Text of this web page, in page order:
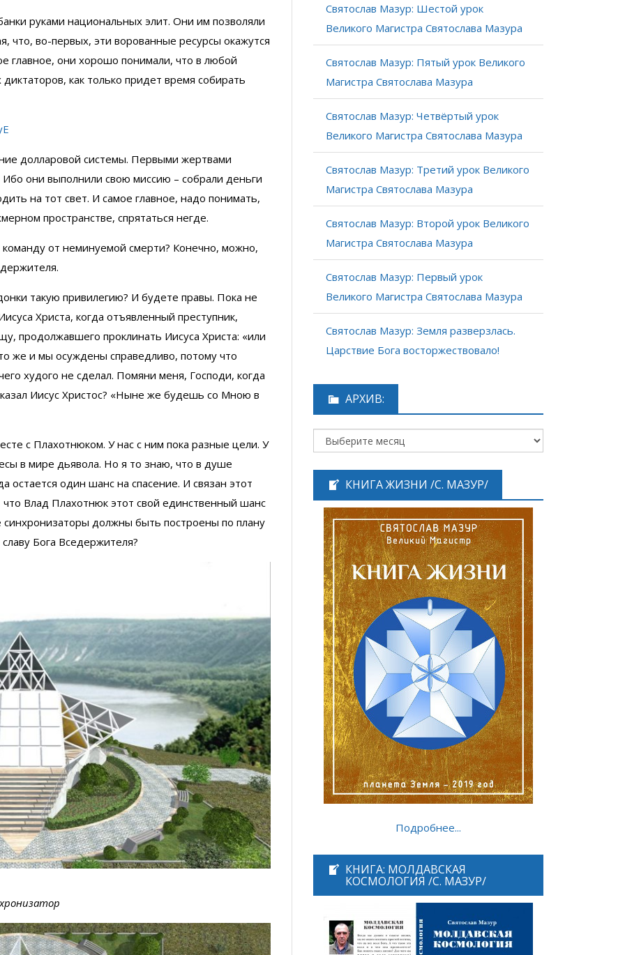
руками национальных элит. Они им позволяли
что, во-первых, эти ворованные ресурсы окажутся
главное, они хорошо понимали, что в любой
как только придет время собирать
долларовой системы. Первыми жертвами
они выполнили свою миссию – собрали деньги
на тот свет. И самое главное, надо понимать,
пространстве, спрятаться негде.
от неминуемой смерти? Конечно, можно,
такую привилегию? И будете правы. Пока не
Христа, когда отъявленный преступник,
продолжавшего проклинать Иисуса Христа: «или
же и мы осуждены справедливо, потому что
худого не сделал. Помяни меня, Господи, когда
Иисус Христос? «Ныне же будешь со Мною в
с Плахотнюком. У нас с ним пока разные цели. У
в мире дьявола. Но я то знаю, что в душе
остается один шанс на спасение. И связан этот
Влад Плахотнюк этот свой единственный шанс
должны быть построены по плану
Бога Вседержителя?
Святослав Мазур: Шестой урок
Великого Магистра Святослава Мазура
Святослав Мазур: Пятый урок Великого
Магистра Святослава Мазура
Святослав Мазур: Четвёртый урок
Великого Магистра Святослава Мазура
Святослав Мазур: Третий урок Великого
Магистра Святослава Мазура
Святослав Мазур: Второй урок Великого
Магистра Святослава Мазура
Святослав Мазур: Первый урок
Великого Магистра Святослава Мазура
Святослав Мазур: Земля разверзлась.
Царствие Бога восторжествовало!
АРХИВ:
КНИГА ЖИЗНИ /С. МАЗУР/
Подробнее...
КНИГА: МОЛДАВСКАЯ
КОСМОЛОГИЯ /С. МАЗУР/